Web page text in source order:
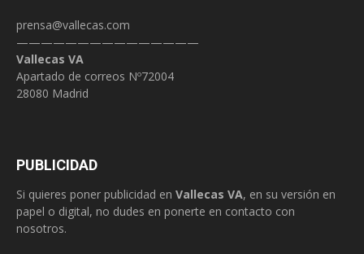
prensa@vallecas.com
———————————————
Vallecas VA
Apartado de correos Nº72004
28080 Madrid
PUBLICIDAD
Si quieres poner publicidad en Vallecas VA, en su versión en
papel o digital, no dudes en ponerte en contacto con
nosotros.